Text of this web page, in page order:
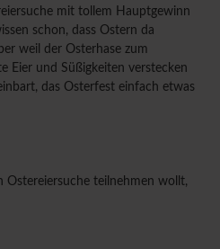
mit tollem Hauptgewinn
schon, dass Ostern da
weil der Osterhase zum
Eier und Süßigkeiten verstecken
das Osterfest einfach etwas
Ostereiersuche teilnehmen wollt,